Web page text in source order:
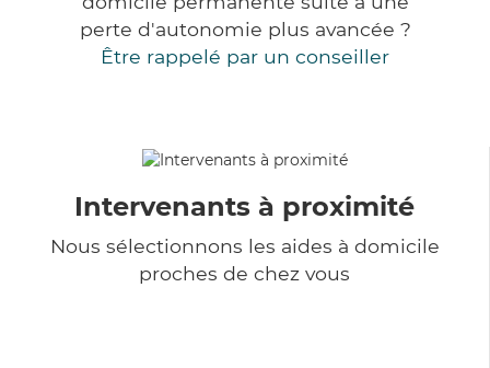
perte d'autonomie plus avancée ?
Être rappelé par un conseiller
Intervenants à proximité
Nous sélectionnons les aides à domicile
proches de chez vous